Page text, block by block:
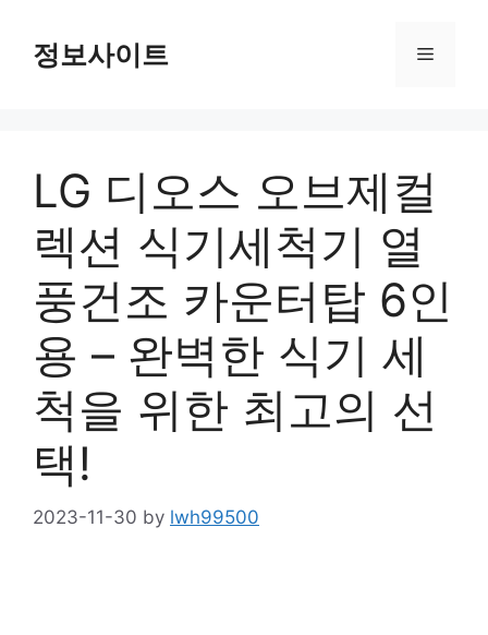
content정보사이트 Menu
LG 디오스 오브제컬
렉션 식기세척기 열
풍건조 카운터탑 6인
용 – 완벽한 식기 세
척을 위한 최고의 선
택!
2023-11-30 by lwh99500